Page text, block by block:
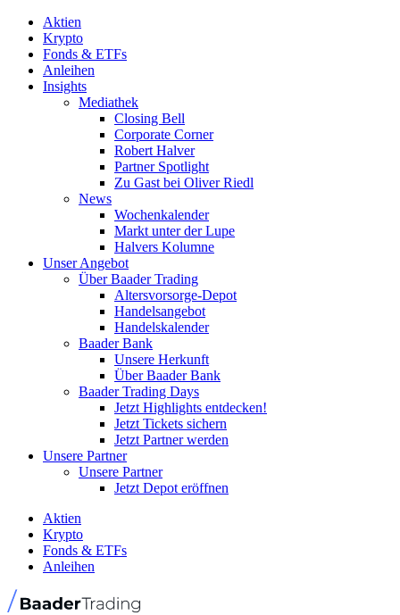
Aktien
Krypto
Fonds & ETFs
Anleihen
Insights
Mediathek
Closing Bell
Corporate Corner
Robert Halver
Partner Spotlight
Zu Gast bei Oliver Riedl
News
Wochenkalender
Markt unter der Lupe
Halvers Kolumne
Unser Angebot
Über Baader Trading
Altersvorsorge-Depot
Handelsangebot
Handelskalender
Baader Bank
Unsere Herkunft
Über Baader Bank
Baader Trading Days
Jetzt Highlights entdecken!
Jetzt Tickets sichern
Jetzt Partner werden
Unsere Partner
Unsere Partner
Jetzt Depot eröffnen
Aktien
Krypto
Fonds & ETFs
Anleihen